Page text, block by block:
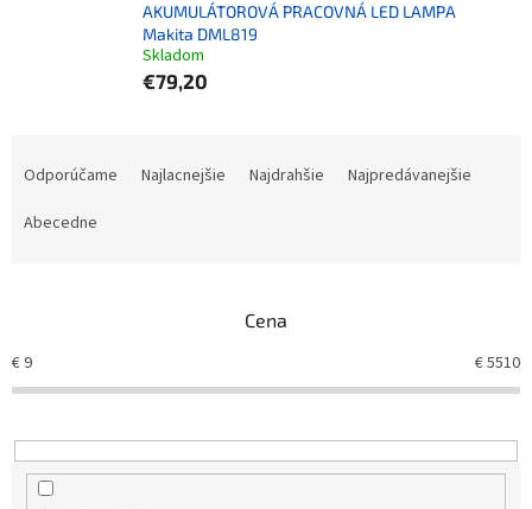
AKUMULÁTOROVÁ PRACOVNÁ LED LAMPA
Makita DML819
Skladom
€79,20
Odporúčame Najlacnejšie Najdrahšie
Najpredávanejšie
Abecedne
Cena
€9 €5510